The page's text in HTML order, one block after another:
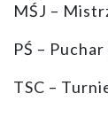
MŚJ –
PŚ –
TSC –